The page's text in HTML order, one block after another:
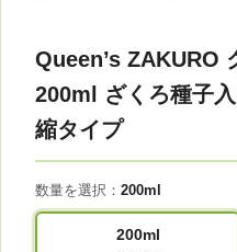
Queen’s ZAKURO
200ml ざくろ種子
縮タイプ
数量を選択： 200ml
200ml